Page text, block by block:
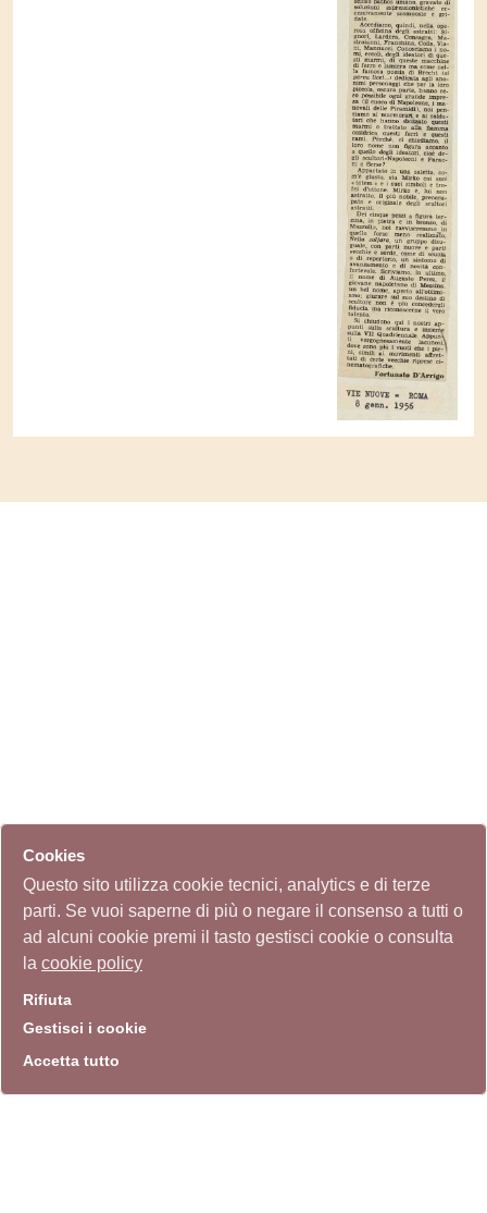
Cookies
Questo sito utilizza cookie tecnici, analytics e di terze
parti. Se vuoi saperne di più o negare il consenso a tutti o
ad alcuni cookie premi il tasto gestisci cookie o consulta
la cookie policy
Rifiuta
Gestisci i cookie
Accetta tutto